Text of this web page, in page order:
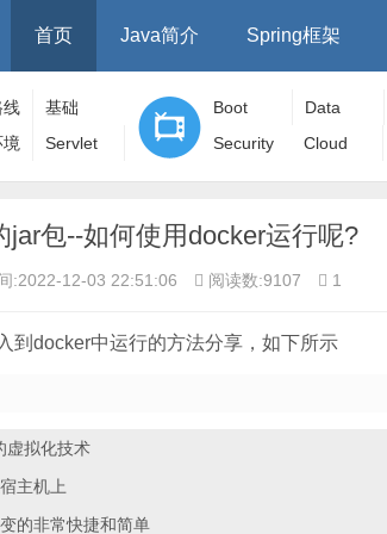
首页 Java简介 Spring框架
线
基础
Servlet
Boot Data
Security
Cloud
jar包--如何使用docker运行呢?
:2022-12-03 22:51:06 阅读数:9107 1
到docker中运行的方法分享，如下所示
虚拟化技术
主机上
的非常快捷和简单